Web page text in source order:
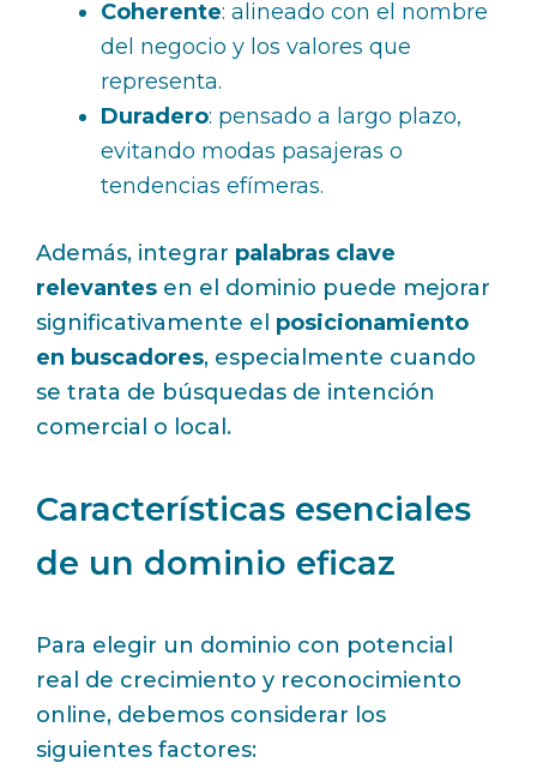
Coherente: alineado con el nombre
del negocio y los valores que
representa.
Duradero: pensado a largo plazo,
evitando modas pasajeras o
tendencias efímeras.
Además, integrar palabras clave
relevantes en el dominio puede mejorar
significativamente el posicionamiento
en buscadores, especialmente cuando
se trata de búsquedas de intención
comercial o local.
Características esenciales
de un dominio eficaz
Para elegir un dominio con potencial
real de crecimiento y reconocimiento
online, debemos considerar los
siguientes factores: